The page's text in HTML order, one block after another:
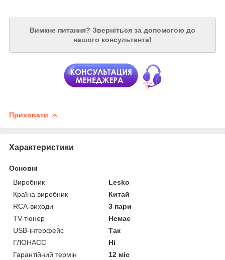
Вимкне питання? Зверніться за допомогою до
нашого консультанта!
Приховати
Характеристики
Основні
Виробник
Lesko
Країна виробник
Китай
RCA-виходи
3 пари
TV-тюнер
Немає
USB-інтерфейс
Так
ГЛОНАСС
Ні
Гарантійний термін
12 міс